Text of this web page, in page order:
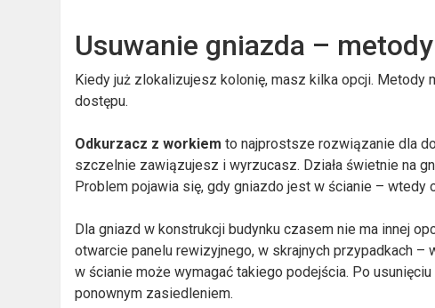
Usuwanie gniazda –
Kiedy już zlokalizujesz kolonię, masz kilka opcji. Metody
dostępu.
Odkurzacz z workiem to najprostsze rozwiązanie dla
szczelnie zawiązujesz i wyrzucasz. Działa świetnie na
Problem pojawia się, gdy gniazdo jest w ścianie –
Dla gniazd w konstrukcji budynku czasem nie ma innej
otwarcie panelu rewizyjnego, w skrajnych przypadkach
w ścianie może wymagać takiego podejścia. Po
ponownym zasiedleniem.